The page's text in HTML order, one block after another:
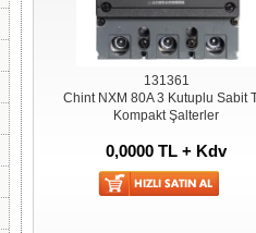
131361
Chint NXM 80A 3 Kutuplu Sabit
Kompakt Şalterler
0,0000 TL + Kdv